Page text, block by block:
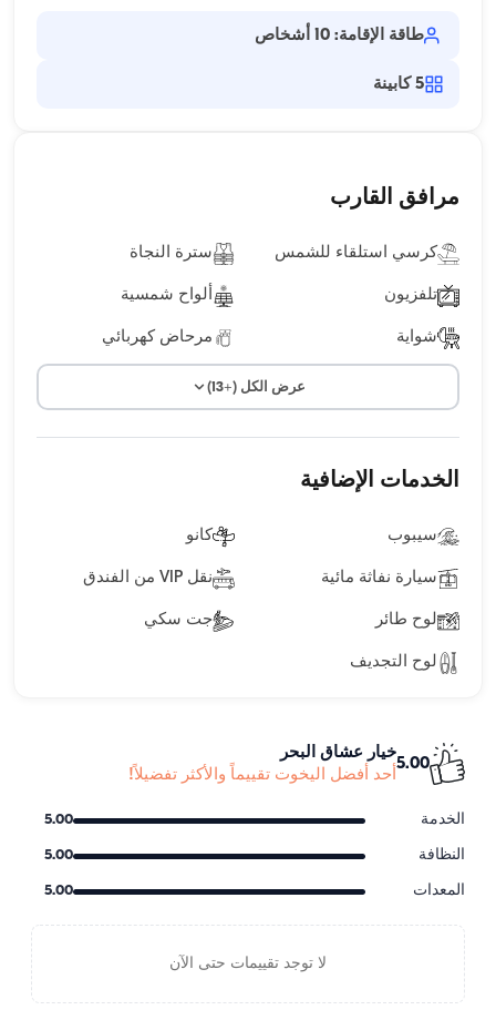
طاقة الإقامة: 10 أشخاص
5 كابينة
مرافق القارب
كرسي استلقاء للشمس سترة النجاة
تلفزيون ألواح شمسية
شواية مرحاض كهربائي
عرض الكل (+13)
الخدمات الإضافية
سيبوب كانو
سيارة نفاثة مائية نقل VIP من الفندق
لوح طائر جت سكي
لوح التجديف
5.00
خيار عشاق البحر
أحد أفضل اليخوت تقييماً والأكثر تفضيلاً!
الخدمة 5.00
النظافة 5.00
المعدات 5.00
لا توجد تقييمات حتى الآن